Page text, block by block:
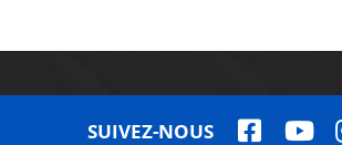
SUIVEZ-NOUS